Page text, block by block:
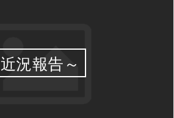
近況報告～